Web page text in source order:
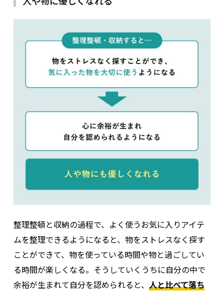
整理整頓と収納の過程で、よく使うお気に入りアイテ
ムを整理できるようになると、物をストレスなく探す
ことができて、物を使っている時間や物と過ごしてい
る時間が楽しくなる。そうしていくうちに自分の中で
余裕が生まれて自分を認められると、 人と比べて落ち